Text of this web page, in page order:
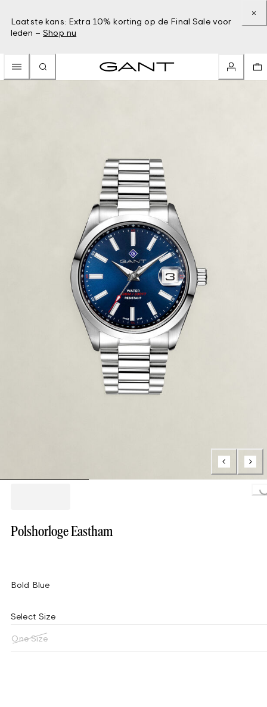
Laatste kans: Extra 10% korting op de Final Sale voor
leden – Shop nu
Polshorloge Eastham
Bold Blue
Select Size
One Size